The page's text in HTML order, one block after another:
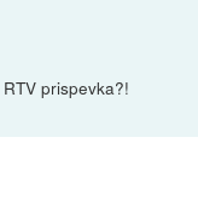
prispevka?!